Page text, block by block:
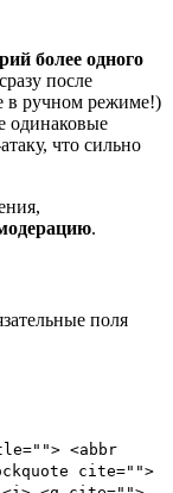
более одного
после
в ручном режиме!)
одинаковые
что сильно
.
поля
<abbr
cite="">